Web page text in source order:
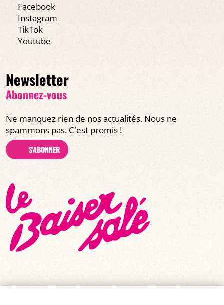
Facebook
Instagram
TikTok
Youtube
Newsletter
Abonnez-vous
Ne manquez rien de nos actualités. Nous ne
spammons pas. C'est promis !
S'ABONNER